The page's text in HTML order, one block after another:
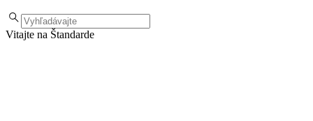
Vitajte na Štandarde